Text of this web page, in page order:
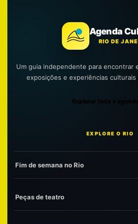
Agenda
RIO DE
Um guia independente para encontrar
exposições e experiências culturais
Explorar toda a agenda
EXPLORE O RIO
Fim de semana no Rio
Peças de teatro